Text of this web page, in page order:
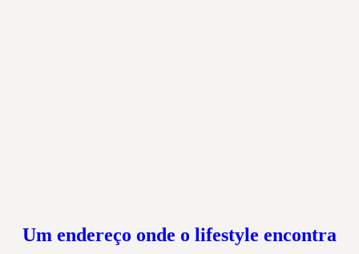
Um endereço onde o lifestyle encontra